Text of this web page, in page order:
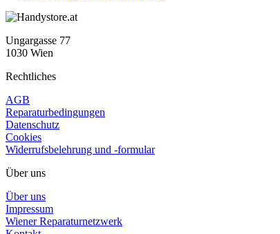
Ungargasse 77
1030 Wien
Rechtliches
AGB
Reparaturbedingungen
Datenschutz
Cookies
Widerrufsbelehrung und -formular
Über uns
Über uns
Impressum
Wiener Reparaturnetzwerk